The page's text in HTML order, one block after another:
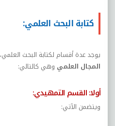
كتابة البحث العلمي:
يوجد عدة أقسام لكتابة البحث
المجال العلمي وهي كالتالي:
أولا: القسم التمهيدي:
ويتضمن الآتي: